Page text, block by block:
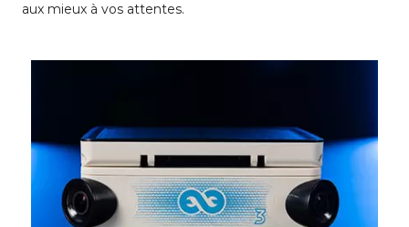
aux mieux à vos attentes.